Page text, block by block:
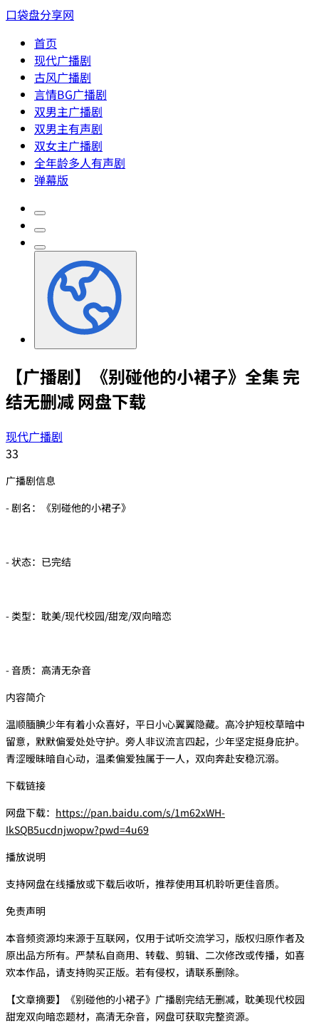
口袋盘分享网
首页
现代广播剧
古风广播剧
言情BG广播剧
双男主广播剧
双男主有声剧
双女主广播剧
全年龄多人有声剧
弹幕版
【广播剧】《别碰他的小裙子》全集 完
结无删减 网盘下载
现代广播剧
33
广播剧信息
- 剧名：《别碰他的小裙子》
- 状态：已完结
- 类型：耽美/现代校园/甜宠/双向暗恋
- 音质：高清无杂音
内容简介
温顺腼腆少年有着小众喜好，平日小心翼翼隐藏。高冷护短校草暗中
留意，默默偏爱处处守护。旁人非议流言四起，少年坚定挺身庇护。
青涩暧昧暗自心动，温柔偏爱独属于一人，双向奔赴安稳沉溺。
下载链接
网盘下载： https://pan.baidu.com/s/1m62xWH-
IkSQB5ucdnjwopw?pwd=4u69
播放说明
支持网盘在线播放或下载后收听，推荐使用耳机聆听更佳音质。
免责声明
本音频资源均来源于互联网，仅用于试听交流学习，版权归原作者及
原出品方所有。严禁私自商用、转载、剪辑、二次修改或传播，如喜
欢本作品，请支持购买正版。若有侵权，请联系删除。
【文章摘要】《别碰他的小裙子》广播剧完结无删减，耽美现代校园
甜宠双向暗恋题材，高清无杂音，网盘可获取完整资源。